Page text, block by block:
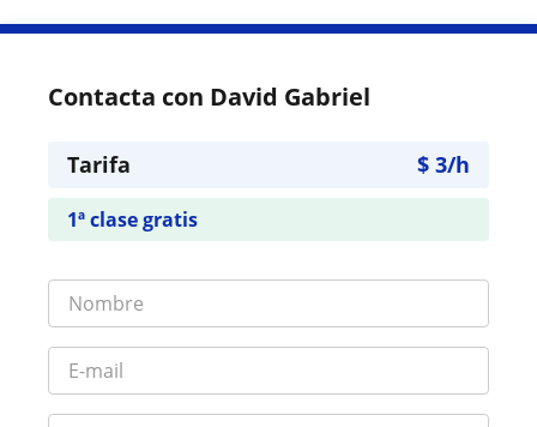
Contacta con David Gabriel
Tarifa $ 3/h
1ª clase gratis